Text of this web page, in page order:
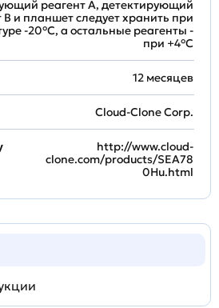
реагент A, детектирующий
B и планшет следует хранить при
-20°C, а остальные реагенты -
при +4°С
12 месяцев
Cloud-Clone Corp.
http://www.cloud-
clone.com/products/SEA78
0Hu.html